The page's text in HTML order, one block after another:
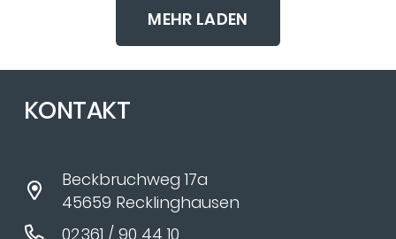
MEHR LADEN
KONTAKT
Beckbruchweg 17a
45659 Recklinghausen
02361 / 90 44 10